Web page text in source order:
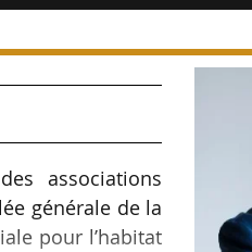
associations
générale de la
pour l’habitat